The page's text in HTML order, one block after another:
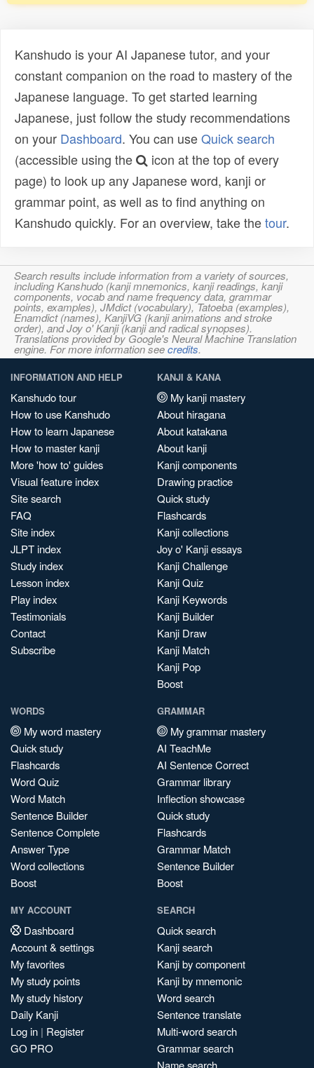
Kanshudo is your AI Japanese tutor, and your
constant companion on the road to mastery of the
Japanese language. To get started learning
Japanese, just follow the study recommendations
on your Dashboard. You can useQuick search
(accessible using the
icon at the top of every
page) to look up any Japanese word, kanji or
grammar point, as well as to find anything on
Kanshudo quickly. For an overview, take thetour.
Search results include information from a variety of sources,
including Kanshudo (kanji mnemonics, kanji readings, kanji
components, vocab and name frequency data, grammar
points, examples), JMdict (vocabulary), Tatoeba (examples),
Enamdict (names), KanjiVG (kanji animations and stroke
order), and Joy o' Kanji (kanji and radical synopses).
Translations provided by Google's Neural Machine Translation
engine. For more information seecredits.
INFORMATION AND HELP
Kanshudo tour
How to use Kanshudo
How to learn Japanese
How to master kanji
More 'how to' guides
Visual feature index
Site search
FAQ
Site index
JLPT index
Study index
Lesson index
Play index
Testimonials
Contact
Subscribe
KANJI & KANA
My kanji mastery
About hiragana
About katakana
About kanji
Kanji components
Drawing practice
Quick study
Flashcards
Kanji collections
Joy o' Kanji essays
Kanji Challenge
Kanji Quiz
Kanji Keywords
Kanji Builder
Kanji Draw
Kanji Match
Kanji Pop
Boost
WORDS
My word mastery
Quick study
Flashcards
Word Quiz
Word Match
Sentence Builder
Sentence Complete
Answer Type
Word collections
Boost
GRAMMAR
My grammar mastery
AI TeachMe
AI Sentence Correct
Grammar library
Inflection showcase
Quick study
Flashcards
Grammar Match
Sentence Builder
Boost
MY ACCOUNT
Dashboard
Account & settings
My favorites
My study points
My study history
Daily Kanji
Log in | Register
GO PRO
SEARCH
Quick search
Kanji search
Kanji by component
Kanji by mnemonic
Word search
Sentence translate
Multi-word search
Grammar search
Name search